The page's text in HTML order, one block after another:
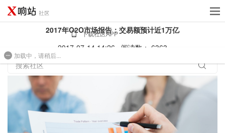
下载社区APP
搜索社区
2017年O2O市场报告：交易额预计近1万亿
2017-07-14 14:26
阅读数： 6363
加载中，请稍后...